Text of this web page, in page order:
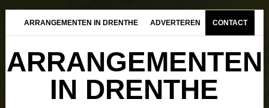
ARRANGEMENTEN IN DRENTHE ADVERTEREN CONTACT
ARRANGEMENTEN
IN DRENTHE